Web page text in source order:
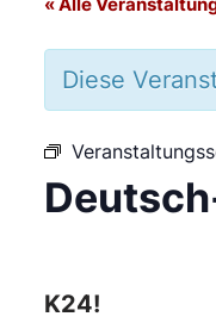
Diese
K24!